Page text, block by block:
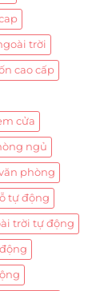
trời
cao cấp
cửa
ngủ
phòng
tự động
trời tự động